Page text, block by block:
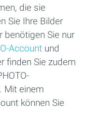
die sie
Sie Ihre Bilder
benötigen Sie nur
Account und
finden Sie zudem
Mit einem
können Sie